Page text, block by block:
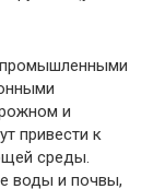
промышленными
и
привести к
среды.
воды и почвы,